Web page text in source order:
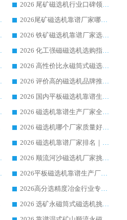
2026 尾矿磁选机行业口碑领域强者，源头直供国内主流厂家华体会手机网页版-华体会(中国) 一站式服务
(中国) 一站式服务
2026尾矿磁选机靠谱厂家哪家好 行业口碑领域强者华体会手机网页版-华体会(中国) 推荐
页版-华体会(中国)
2026 铁矿磁选机靠谱厂家选购全攻略 行业标杆华体会手机网页版-华体会(中国) 设备性价比出众
磁选机性价比高
2026 化工强磁磁选机选购指南 5 家行业口碑靠谱厂家领域强者推荐
选购全攻略
2026 高性价比永磁筒式磁选机品牌盘点 行业强者口碑实测选购完整指南
避坑全攻略
2026 评价高的磁选机品牌推荐选购指南，永磁筒式磁选机设备领域强者全景行业口碑解析
选购全指南
2026 国内平板磁选机靠谱生产厂家推荐排名|行业口碑选购指南，领域强者按需选设备
源头厂商精选
2026 磁选机靠谱生产厂家全梳理 分场景选型行业头部品牌选购参考攻略
2026 磁选机哪个厂家质量好？十大靠谱磁电企业排名选购指南
2026 磁选机靠谱厂家排名｜华体会手机网页版-华体会(中国) 高性价比磁选机磁电品牌
靠谱磁电企业
2026 顺流河沙磁选机厂家挑选攻略 | 业内口碑龙头企业高性价比品牌推荐
谱生产厂商
2026平板磁选机靠谱生产厂家选购指南 行业口碑良好品牌推荐 磁电领域实力强者
2026高分选精度冶金行业专用磁选机生产厂家,干湿式磁选机源头供应商推荐
2026 选矿永磁筒式磁选机挑选指南 华体会手机网页版-华体会(中国) 推荐品牌行业口碑佳实力突出